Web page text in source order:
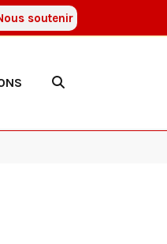
soutenir